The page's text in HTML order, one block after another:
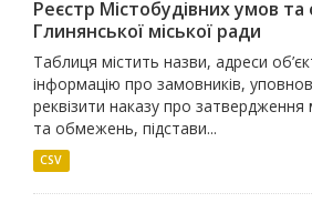
Реєстр Містобудівних умов
Глинянської міської ради
Таблиця містить назви, адреси
інформацію про замовників,
реквізити наказу про затвердження
та обмежень, підстави...
CSV